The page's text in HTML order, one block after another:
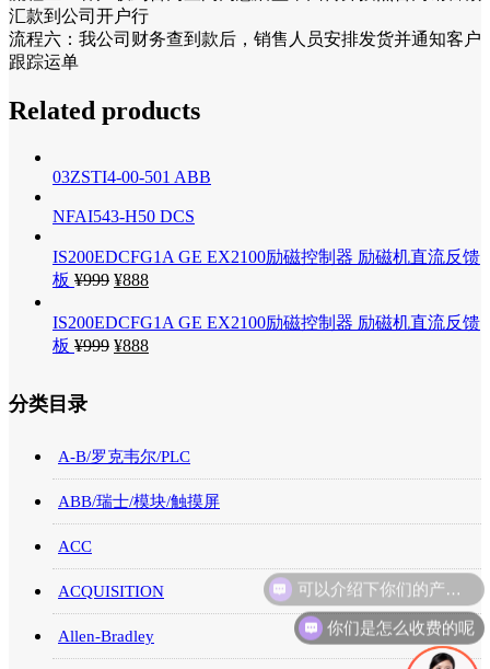
汇款到公司开户行
流程六：我公司财务查到款后，销售人员安排发货并通知客户
跟踪运单
Related products
03ZSTI4-00-501 ABB
NFAI543-H50 DCS
IS200EDCFG1A GE EX2100励磁控制器 励磁机直流反馈
板 ¥999 ¥888
IS200EDCFG1A GE EX2100励磁控制器 励磁机直流反馈
板 ¥999 ¥888
分类目录
A-B/罗克韦尔/PLC
ABB/瑞士/模块/触摸屏
ACC
ACQUISITION
Allen-Bradley
可以介绍下你们的产品么
你们是怎么收费的呢